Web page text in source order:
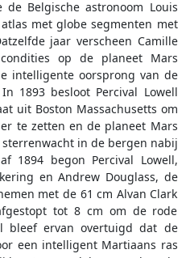
Belgische astronoom Louis
met globe segmenten met
jaar verscheen Camille
op de planeet Mars
intelligente oorsprong van de
1893 besloot Percival Lowell
uit Boston Massachusetts om
te zetten en de planeet Mars
in de bergen nabij
1894 begon Percival Lowell,
en Andrew Douglass, de
met de 61 cm Alvan Clark
tot 8 cm om de rode
bleef ervan overtuigd dat de
een intelligent Martiaans ras